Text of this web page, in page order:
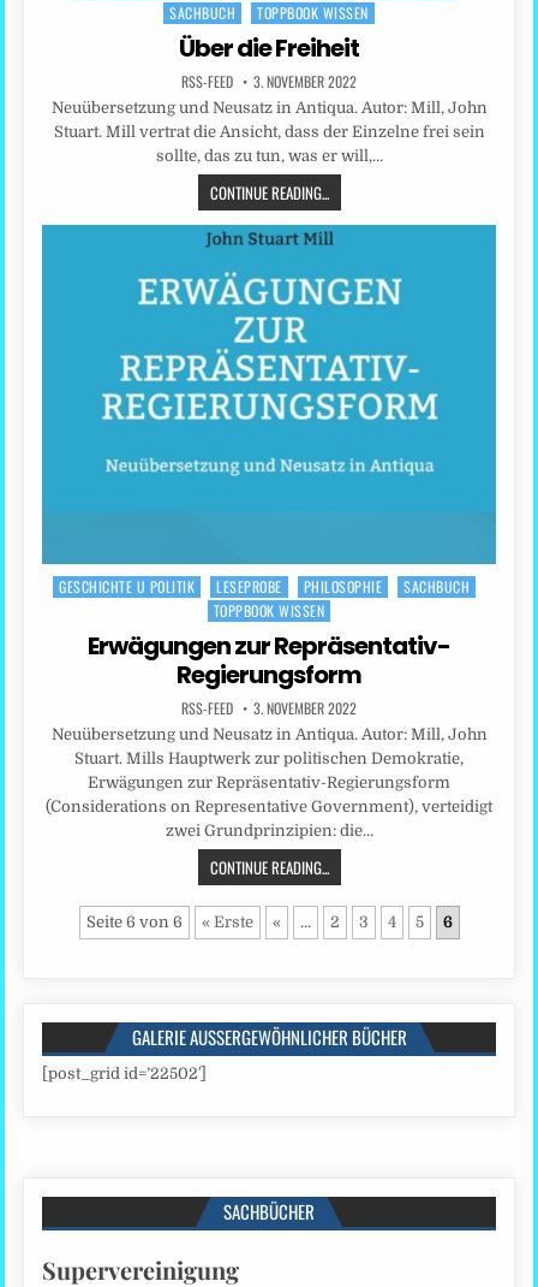
SACHBUCH
TOPPBOOK WISSEN
Über die Freiheit
RSS-FEED 3. NOVEMBER 2022
Neuübersetzung und Neusatz in Antiqua. Autor: Mill, John
Stuart. Mill vertrat die Ansicht, dass der Einzelne frei sein
sollte, das zu tun, was er will,…
CONTINUE READING...
Posted
GESCHICHTE U POLITIK LESEPROBE PHILOSOPHIE
SACHBUCH
TOPPBOOK WISSEN
Erwägungen zur Repräsentativ-
Regierungsform
RSS-FEED 3. NOVEMBER 2022
Neuübersetzung und Neusatz in Antiqua. Autor: Mill, John
Stuart. Mills Hauptwerk zur politischen Demokratie,
Erwägungen zur Repräsentativ-Regierungsform
(Considerations on Representative Government), verteidigt
zwei Grundprinzipien: die…
CONTINUE READING...
Seite 6 von 6 « Erste « ... 2 3 4 5 6
GALERIE AUSSERGEWÖHNLICHER BÜCHER
[post_grid id=’22502′]
SACHBÜCHER
Supervereinigung